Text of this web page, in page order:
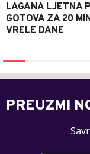
LAGANA LJETNA
GOTOVA ZA 20
VRELE DANE
PREUZMI